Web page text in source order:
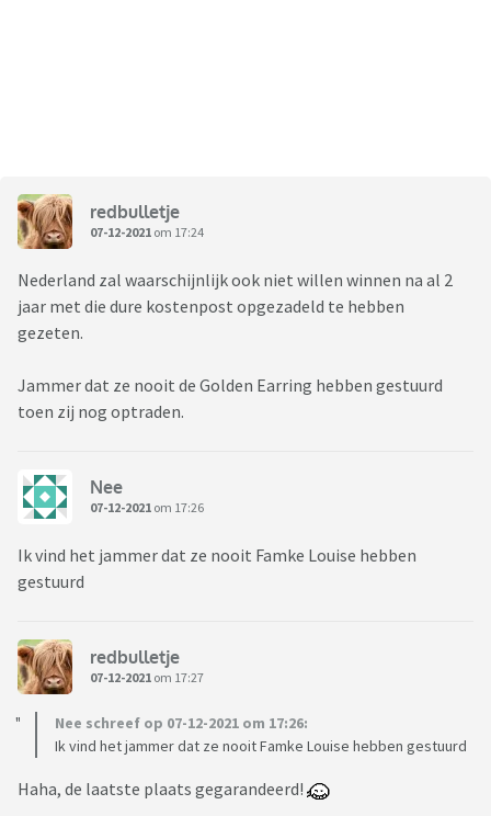
redbulletje
07-12-2021 om 17:24
Nederland zal waarschijnlijk ook niet willen winnen na al 2
jaar met die dure kostenpost opgezadeld te hebben
gezeten.
Jammer dat ze nooit de Golden Earring hebben gestuurd
toen zij nog optraden.
Nee
07-12-2021 om 17:26
Ik vind het jammer dat ze nooit Famke Louise hebben
gestuurd
redbulletje
07-12-2021 om 17:27
Nee schreef op 07-12-2021 om 17:26:
Ik vind het jammer dat ze nooit Famke Louise hebben gestuurd
Haha, de laatste plaats gegarandeerd!